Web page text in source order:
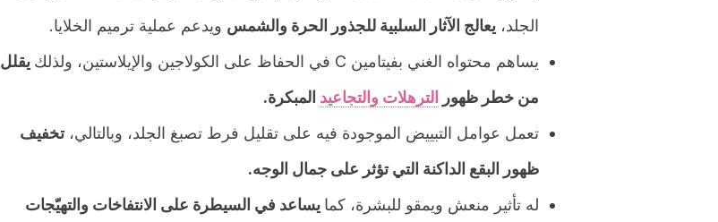
الجلد، يعالج الآثار السلبية للجذور الحرة والشمس ويدعم عملية ترميم الخلايا.
يساهم محتواه الغني بفيتامين C في الحفاظ على الكولاجين والإيلاستين، ولذلك
يقلل
من خطر ظهور
الترهلات والتجاعيد المبكرة.
تعمل عوامل التبييض الموجودة فيه على تقليل فرط تصبغ الجلد، وبالتالي،تخفيف
ظهور البقع الداكنة التي تؤثر على جمال الوجه.
له تأثير منعش ويمقو للبشرة، كما يساعد في السيطرة على الانتفاخات والتهيّجات